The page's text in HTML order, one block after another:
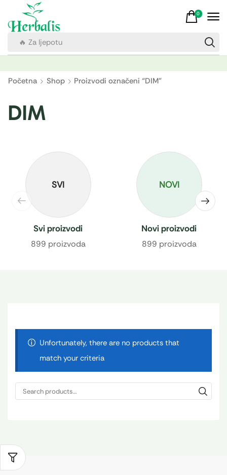
🔥 Za ljepotu
0
Početna Shop Proizvodi označeni “DIM”
DIM
SVI
Svi proizvodi
899 proizvoda
NOVI
Novi proizvodi
899 proizvoda
Unfortunately, there are no products that
match your criteria